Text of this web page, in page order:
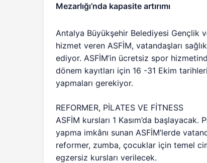
Mezarlığı’nda kapasite artırımı
Antalya Büyükşehir Belediyesi Gençlik
hizmet veren ASFİM, vatandaşları
ediyor. ASFİM’in ücretsiz spor
dönem kayıtları için 16 -31 Ekim
yapmaları gerekiyor.
REFORMER, PİLATES VE FİTNESS
ASFİM kursları 1 Kasım’da
yapma imkânı sunan ASFİM’lerde
reformer, zumba, çocuklar için temel
egzersiz kursları verilecek.